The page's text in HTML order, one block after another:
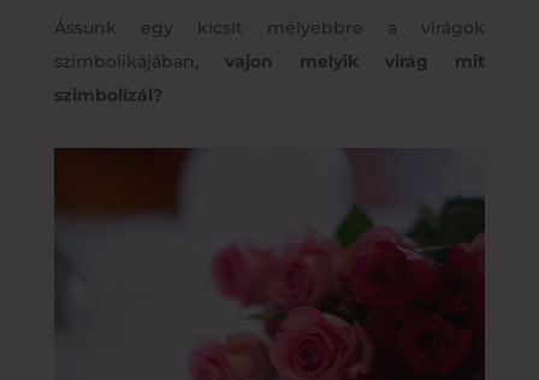
Ássunk egy kicsit mélyebbre a virágok
szimbolikájában, vajon melyik virág mit
szimbolizál?